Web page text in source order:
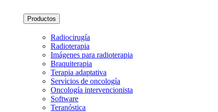
Productos
Radiocirugía
Radioterapia
Imágenes para radioterapia
Braquiterapia
Terapia adaptativa
Servicios de oncología
Oncología intervencionista
Software
Teranóstica